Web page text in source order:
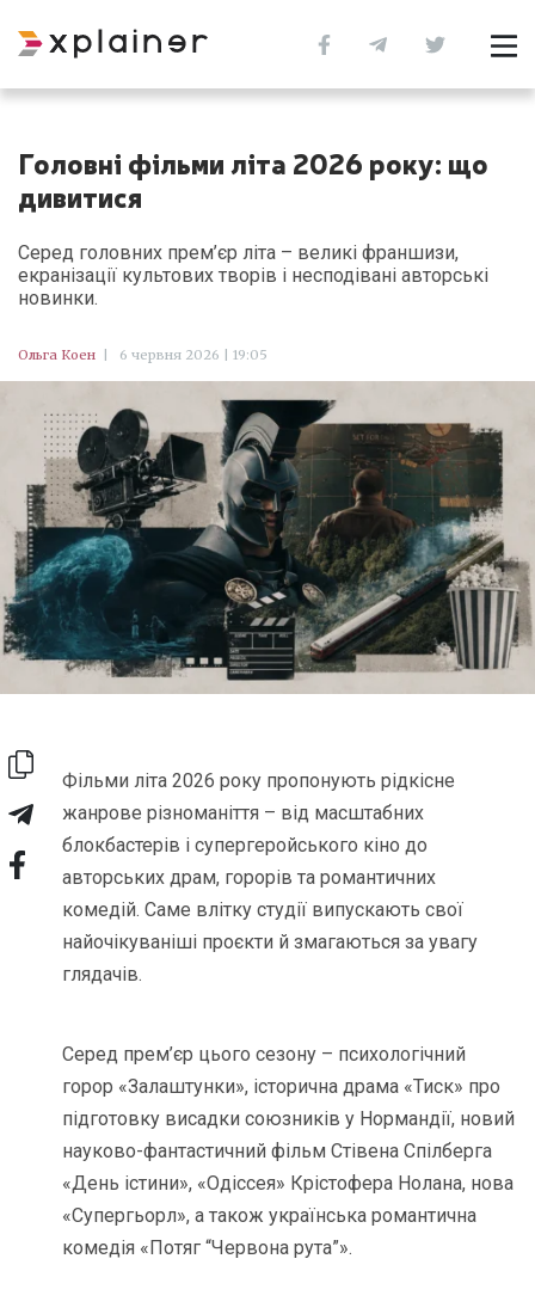
Головні фільми літа 2026 року: що
дивитися
Серед головних прем’єр літа – великі франшизи,
екранізації культових творів і несподівані авторські
новинки.
Ольга Коен 6 червня 2026 | 19:05
Фільми літа 2026 року пропонують рідкісне
жанрове різноманіття – від масштабних
блокбастерів і супергеройського кіно до
авторських драм, горорів та романтичних
комедій. Саме влітку студії випускають свої
найочікуваніші проєкти й змагаються за увагу
глядачів.
Серед прем’єр цього сезону – психологічний
горор «Залаштунки», історична драма «Тиск» про
підготовку висадки союзників у Нормандії, новий
науково-фантастичний фільм Стівена Спілберга
«День істини», «Одіссея» Крістофера Нолана, нова
«Супергьорл», а також українська романтична
комедія «Потяг “Червона рута”».